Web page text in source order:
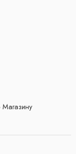
Магазину